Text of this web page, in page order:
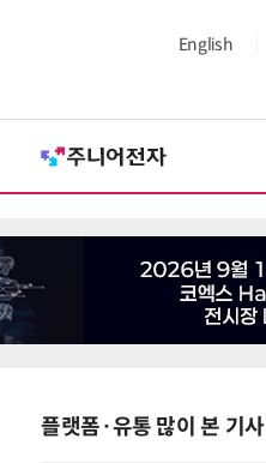
English
플랫폼·유통 많이 본 기사